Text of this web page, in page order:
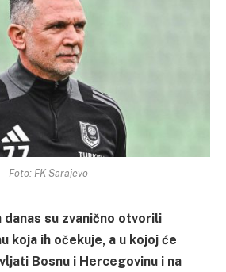
Foto: FK Sarajevo
danas su zvanično otvorili
koja ih očekuje, a u kojoj će
Bosnu i Hercegovinu i na